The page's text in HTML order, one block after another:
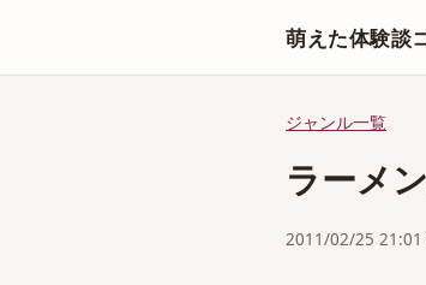
萌えた体験談
ジャンル一覧
ラーメ
2011/02/25 21:01